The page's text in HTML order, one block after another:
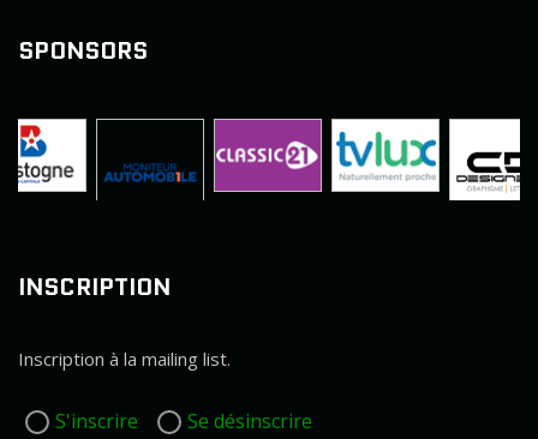
SPONSORS
INSCRIPTION
Inscription à la mailing list.
S'inscrire Se désinscrire